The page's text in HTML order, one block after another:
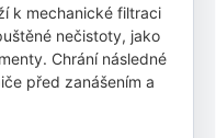
k mechanické filtraci
nečistoty, jako
Chrání následné
před zanášením a